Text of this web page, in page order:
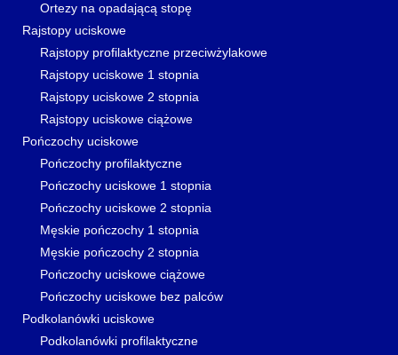
Ortezy na opadającą stopę
Rajstopy uciskowe
Rajstopy profilaktyczne przeciwżylakowe
Rajstopy uciskowe 1 stopnia
Rajstopy uciskowe 2 stopnia
Rajstopy uciskowe ciążowe
Pończochy uciskowe
Pończochy profilaktyczne
Pończochy uciskowe 1 stopnia
Pończochy uciskowe 2 stopnia
Męskie pończochy 1 stopnia
Męskie pończochy 2 stopnia
Pończochy uciskowe ciążowe
Pończochy uciskowe bez palców
Podkolanówki uciskowe
Podkolanówki profilaktyczne